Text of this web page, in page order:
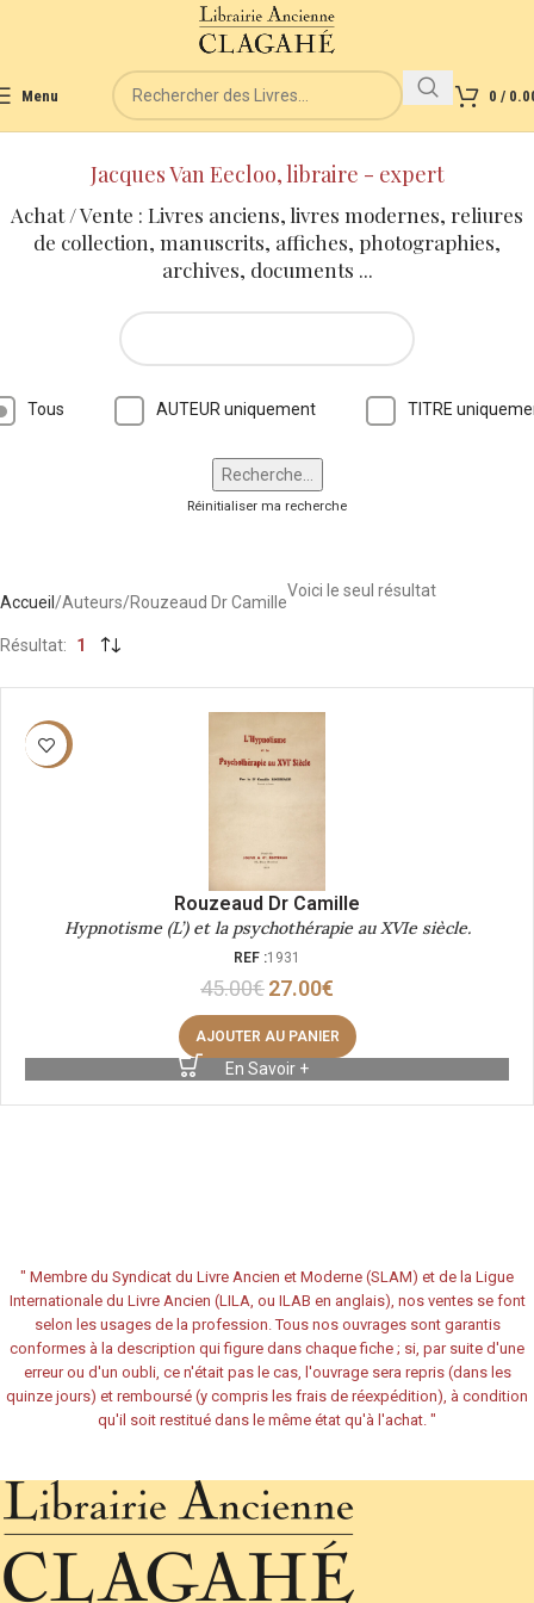
Menu 0 /
Jacques Van Eecloo, libraire - expert
Achat / Vente : Livres anciens, livres modernes, reliures
de collection, manuscrits, affiches, photographies,
archives, documents ...
Tous AUTEUR uniquement TITRE
Réinitialiser ma recherche
Accueil Auteurs Rouzeaud Dr Camille
Voici le seul résultat
Résultat 1
-40%
Rouzeaud Dr Camille
Hypnotisme (L’) et la psychothérapie au XVIe siècle.
REF :1931
45.00€27.00€
AJOUTER AU PANIER
En Savoir +
" Membre du Syndicat du Livre Ancien et Moderne (SLAM) et de la Ligue
Internationale du Livre Ancien (LILA, ou ILAB en anglais), nos ventes se font
selon les usages de la profession. Tous nos ouvrages sont garantis
conformes à la description qui figure dans chaque fiche ; si, par suite d'une
erreur ou d'un oubli, ce n'était pas le cas, l'ouvrage sera repris (dans les
quinze jours) et remboursé (y compris les frais de réexpédition), à condition
qu'il soit restitué dans le même état qu'à l'achat. "